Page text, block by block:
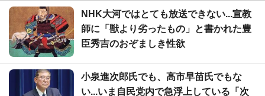
NHK大河ではとても放送できない...宣教
師に「獣より劣ったもの」と書かれた豊
臣秀吉のおぞましき性欲
小泉進次郎氏でも、高市早苗氏でもな
い...いま自民党内で急浮上している「次